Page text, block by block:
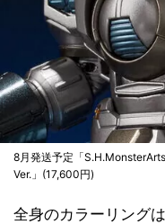
8月発送予定「
Ver.」(17,600円)
全身のカラーリング